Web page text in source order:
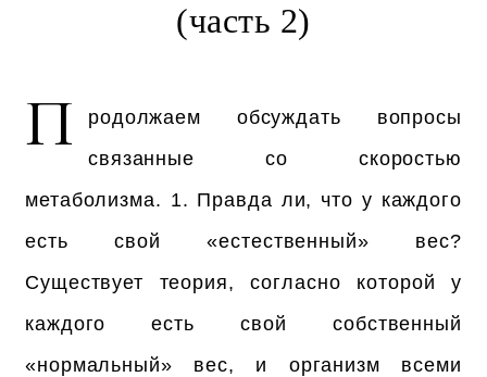
(часть 2)
П
родолжаем обсуждать вопросы
связанные со скоростью
метаболизма. 1. Правда ли, что у каждого
есть свой «естественный» вес?
Существует теория, согласно которой у
каждого есть свой собственный
«нормальный» вес, и организм всеми